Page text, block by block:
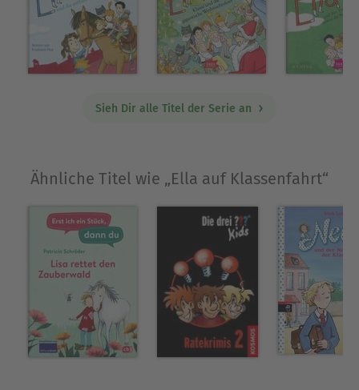
Sieh Dir alle Titel der Serie an
Ähnliche Titel wie „Ella auf Klassenfahrt“